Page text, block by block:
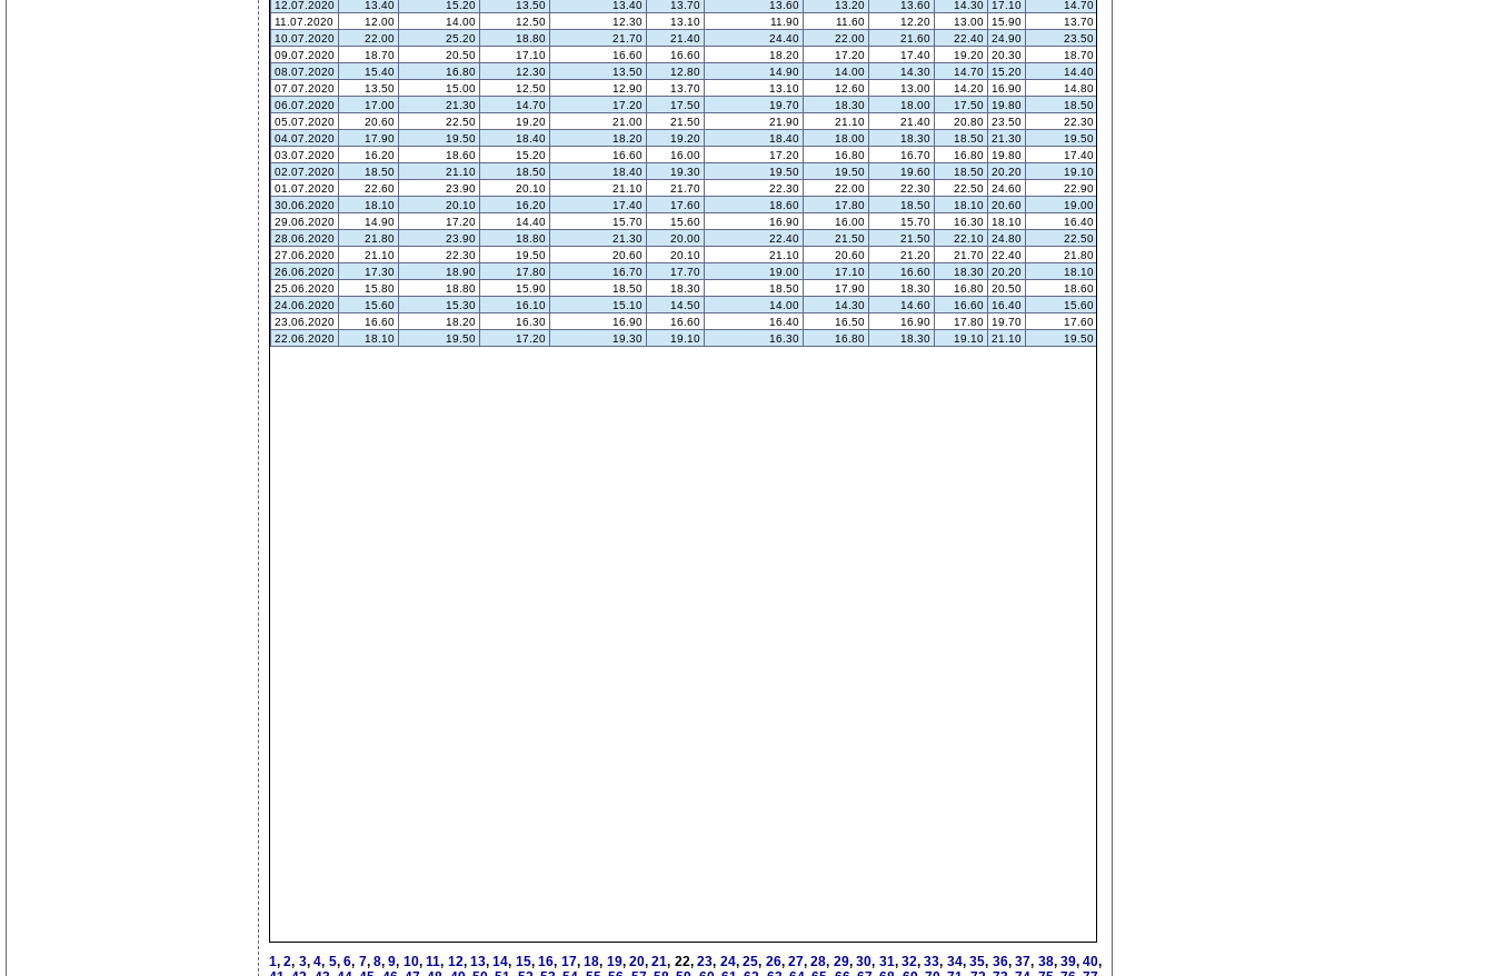
1,2, 3,4, 5,6, 7, 8,9, 10,11, 12,13,14, 15,16, 17,18, 19,20,21, 22,23, 24,25, 26, 27,28, 29,30, 31,32,33, 34,35, 36,37, 38,39,40,